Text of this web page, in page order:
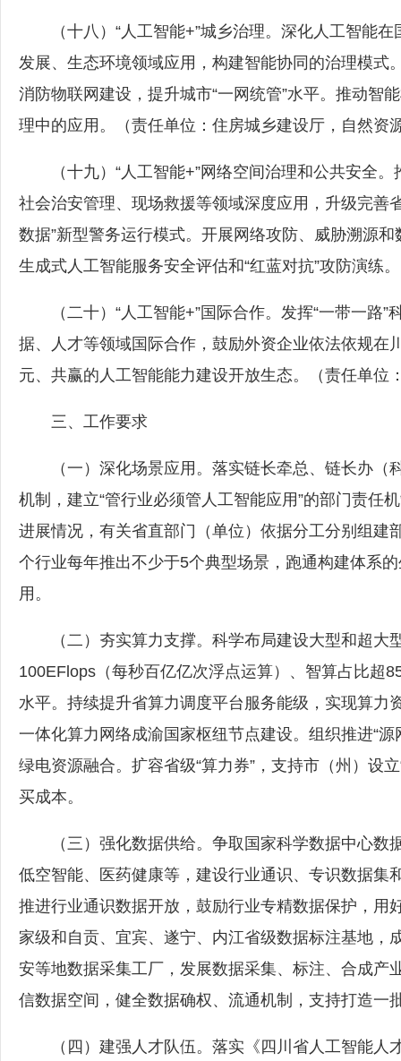
（十八）“人工智能+”城乡治理。深化人工智能在
发展、生态环境领域应用，构建智能协同的治理模式
消防物联网建设，提升城市“一网统管”水平。推动智
理中的应用。（责任单位：住房城乡建设厅，自然资
（十九）“人工智能+”网络空间治理和公共安全。
社会治安管理、现场救援等领域深度应用，升级完善
数据”新型警务运行模式。开展网络攻防、威胁溯源
生成式人工智能服务安全评估和“红蓝对抗”攻防演练
（二十）“人工智能+”国际合作。发挥“一带一路”
据、人才等领域国际合作，鼓励外资企业依法依规在
元、共赢的人工智能能力建设开放生态。（责任单位
三、工作要求
（一）深化场景应用。落实链长牵总、链长办（
机制，建立“管行业必须管人工智能应用”的部门责任
进展情况，有关省直部门（单位）依据分工分别组建
个行业每年推出不少于5个典型场景，跑通构建体系
用。
（二）夯实算力支撑。科学布局建设大型和超大
100EFlops（每秒百亿亿次浮点运算）、智算占比超
水平。持续提升省算力调度平台服务能级，实现算力
一体化算力网络成渝国家枢纽节点建设。组织推进“
绿电资源融合。扩容省级“算力券”，支持市（州）设
买成本。
（三）强化数据供给。争取国家科学数据中心数
低空智能、医药健康等，建设行业通识、专识数据集
推进行业通识数据开放，鼓励行业专精数据保护，用
家级和自贡、宜宾、遂宁、内江省级数据标注基地，
安等地数据采集工厂，发展数据采集、标注、合成产
信数据空间，健全数据确权、流通机制，支持打造一
（四）建强人才队伍。落实《四川省人工智能人